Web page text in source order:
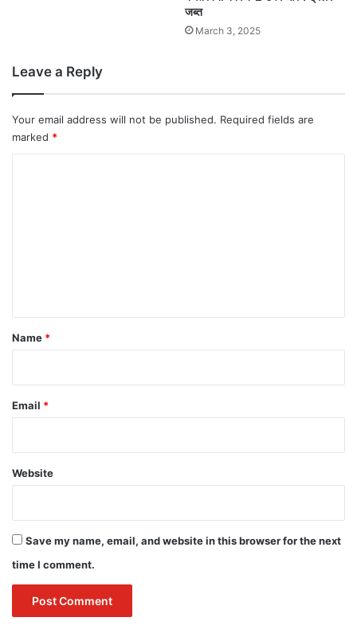
जब्त
March 3, 2025
Leave a Reply
Your email address will not be published. Required fields are
marked *
*
Name *
Email *
Website
Save my name, email, and website in this browser for the next
time I comment.